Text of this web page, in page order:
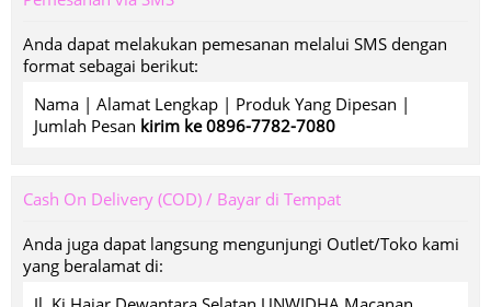
Anda dapat melakukan pemesanan melalui SMS dengan
format sebagai berikut:
Nama | Alamat Lengkap | Produk Yang Dipesan |
Jumlah Pesan kirim ke 0896-7782-7080
Cash On Delivery (COD) / Bayar di Tempat
Anda juga dapat langsung mengunjungi Outlet/Toko kami
yang beralamat di: